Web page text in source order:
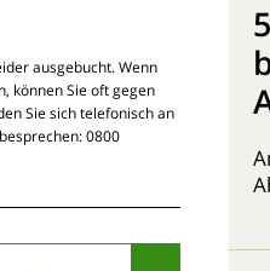
ausgebucht. Wenn
können Sie oft gegen
Sie sich telefonisch an
0800